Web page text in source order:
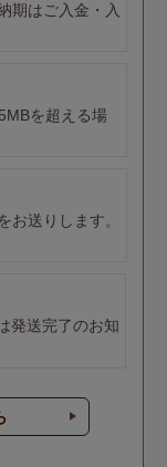
期はご入金・入
を超える場
お送りします。
発送完了のお知